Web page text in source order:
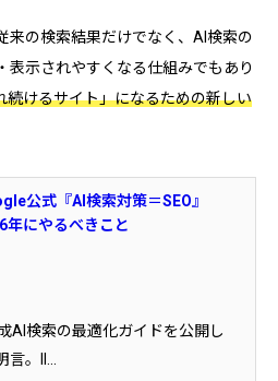
来の検索結果だけでなく、AI検索の
表示されやすくなる仕組みでもあり
続けるサイト」になるための新しい
公式『AI検索対策＝SEO』
年にやるべきこと
AI検索の最適化ガイドを公開し
。ll...